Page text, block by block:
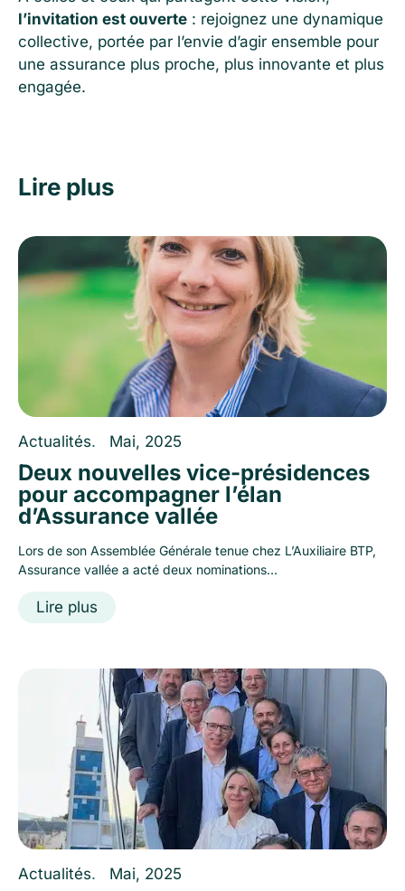
l’invitation est ouverte : rejoignez une dynamique
collective, portée par l’envie d’agir ensemble pour
une assurance plus proche, plus innovante et plus
engagée.
Lire plus
Actualités. Mai, 2025
Deux nouvelles vice-présidences
pour accompagner l’élan
d’Assurance vallée
Lors de son Assemblée Générale tenue chez L’Auxiliaire BTP,
Assurance vallée a acté deux nominations...
Lire plus
Actualités. Mai, 2025